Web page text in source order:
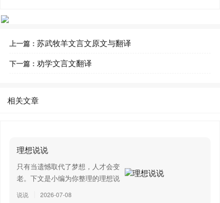
而众鸟息焉。醯酸，而蚋聚焉。故言有招祸也，行有招辱
不积小流，无以成江海。骐骥一跃，不能十步；驽马十
心一也。蟹六跪而二螯，非蛇鳝之穴无可寄托者，用心躁
也。
是故无冥冥之志者，无昭昭之明；无惛惛之事者，无
赫赫之功。行衢道者不至，事两君者不容。目不能两视而
上一篇： 苏武牧羊文言文原文与翻译
下一篇： 劝学文言文翻译
相关文章
理想说说
只有当遗憾取代了梦想，人才会变
老。下文是小编为你整理的理想说
说，欢迎阅读，希望大家能够喜
说说 2026-07-08